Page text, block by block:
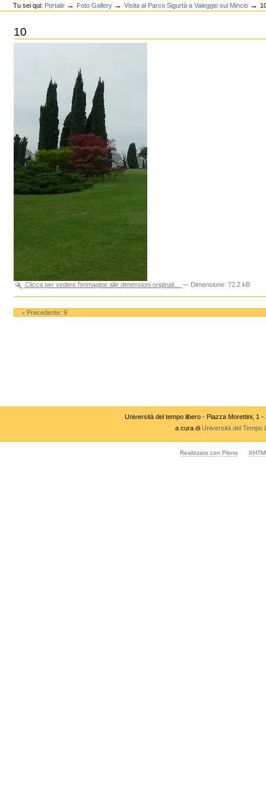
Tu sei qui: Portale → Foto Gallery →Visita al Parco Sigurtà a Valeggio sul Mincio →
10
Clicca per vedere l'immagine alle dimensioni originali… — Dimensione:72.2 kB
sul
documento
Precedente: 9
Università del tempo libero - Piazza Morettini, 1
a cura di Università del Tempo
Realizzato con Plone